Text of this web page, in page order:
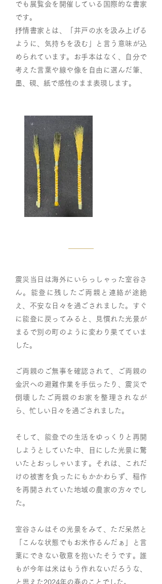
でも展覧会を開催している国際的な書家
です。
抒情書家とは、「井戸の水を汲み上げる
ように、気持ちを汲む」と言う意味が込
められています。お手本はなく、自分で
考えた言葉や線や像を自由に選んだ筆、
墨、硯、紙で感性のまま表現します。
震災当日は海外にいらっしゃった室谷さ
ん。能登に残したご両親と連絡が途絶
え、不安な日々を過ごされました。すぐ
に能登に戻ってみると、見慣れた光景が
まるで別の町のように変わり果てていま
した。
ご両親のご無事を確認されて、ご両親の
金沢への避難作業を手伝ったり、震災で
倒壊したご両親のお家を整理されなが
ら、忙しい日々を過ごされました。
そして、能登での生活をゆっくりと再開
しようとしていた中、目にした光景に驚
いたとおっしゃいます。それは、これだ
けの被害を負ったにもかかわらず、稲作
を再開されていた地域の農家の方々でし
た。
室谷さんはその光景をみて、ただ呆然と
「こんな状態でもお米作るんだぁ」と言
葉にできない敬意を抱いたそうです。誰
もが今年は米はもう作れないだろうな、
と思えた2024年の春のことでした。